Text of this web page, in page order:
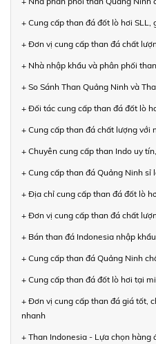
+ Cung cấp than đá đốt lò hơi SLL,
+ Đơn vị cung cấp than đá chất
+ Nhà nhập khẩu và phân phối
+ So Sánh Than Quảng Ninh và
+ Đối tác cung cấp than đá đốt lò
+ Cung cấp than đá chất lượng với
+ Chuyên cung cấp than Indo uy
+ Cung cấp than đá Quảng Ninh sỉ
+ Địa chỉ cung cấp than đá đốt lò
+ Đơn vị cung cấp than đá chất
+ Bán than đá Indonesia nhập
+ Cung cấp than đá Quảng Ninh
+ Cung cấp than đá đốt lò hơi tại
+ Đơn vị cung cấp than đá giá tốt,
nhanh
+ Than Indonesia - Lựa chọn hàng